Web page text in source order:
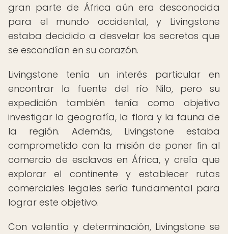
gran parte de África aún era desconocida
para el mundo occidental, y Livingstone
estaba decidido a desvelar los secretos que
se escondían en su corazón.
Livingstone tenía un interés particular en
encontrar la fuente del río Nilo, pero su
expedición también tenía como objetivo
investigar la geografía, la flora y la fauna de
la región. Además, Livingstone estaba
comprometido con la misión de poner fin al
comercio de esclavos en África, y creía que
explorar el continente y establecer rutas
comerciales legales sería fundamental para
lograr este objetivo.
Con valentía y determinación, Livingstone se